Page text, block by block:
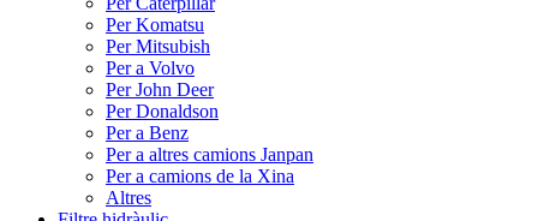
Per Komatsu
Per Mitsubish
Per a Volvo
Per John Deer
Per Donaldson
Per a Benz
Per a altres camions Janpan
Per a camions de la Xina
Altres